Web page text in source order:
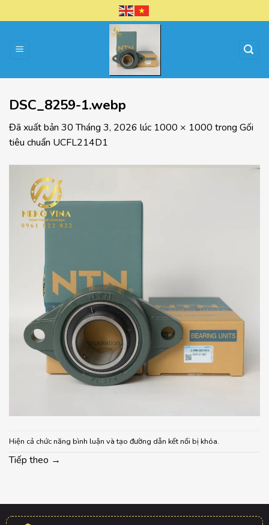
đến
dung
DSC_8259-1.webp
Đã xuất bản 30 Tháng 3, 2026 lúc 1000 × 1000 trong Gối
tiêu chuẩn UCFL214D1
Hiện cả chức năng bình luận và tạo đường dẫn kết nối bị khóa.
Tiếp theo →